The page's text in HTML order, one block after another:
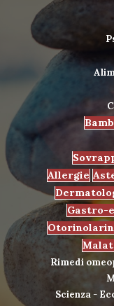
Allergie
Gastro-
Rimedi
Scienza-